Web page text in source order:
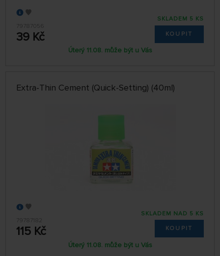
79787056
39 Kč
SKLADEM 5 KS
KOUPIT
Úterý 11.08. může být u Vás
Extra-Thin Cement (Quick-Setting) (40ml)
79787182
115 Kč
SKLADEM NAD 5 KS
KOUPIT
Úterý 11.08. může být u Vás